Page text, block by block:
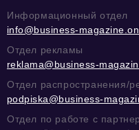
Информационный отдел
info@business-
Отдел рекламы
reklama@business-
Отдел распространения/
podpiska@business-
Отдел по работе с